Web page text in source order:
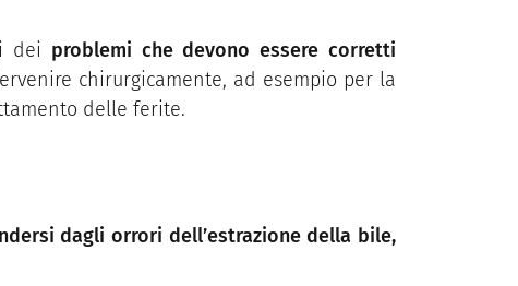
dei problemi che devono essere corretti
chirurgicamente, ad esempio per la
delle ferite.
dagli orrori dell’estrazione della bile,